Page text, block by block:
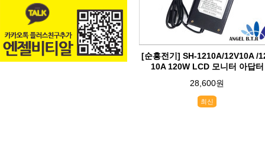
[순흥전기] SH-1210A/12V10A /
10A 120W LCD 모니터 아답터
28,600원
최신